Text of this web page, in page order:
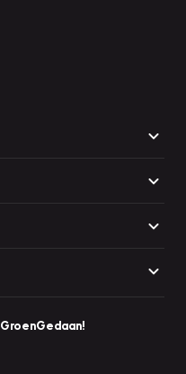
GroenGedaan!